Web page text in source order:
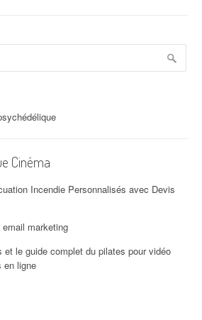
Cinéma
Incendie Personnalisés avec Devis
marketing
le guide complet du pilates pour vidéo
en ligne